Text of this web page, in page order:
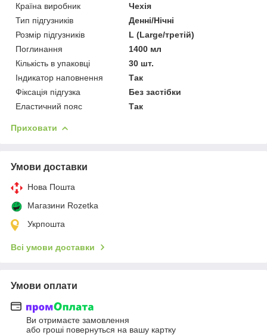
Країна виробник
Чехія
Тип підгузників
Денні/Нічні
Розмір підгузників
L (Large/третій)
Поглинання
1400 мл
Кількість в упаковці
30 шт.
Індикатор наповнення
Так
Фіксація підгузка
Без застібки
Еластичний пояс
Так
Приховати
Умови доставки
Нова Пошта
Магазини Rozetka
Укрпошта
Всі умови доставки
Умови оплати
Ви отримаєте замовлення
або гроші повернуться на вашу картку